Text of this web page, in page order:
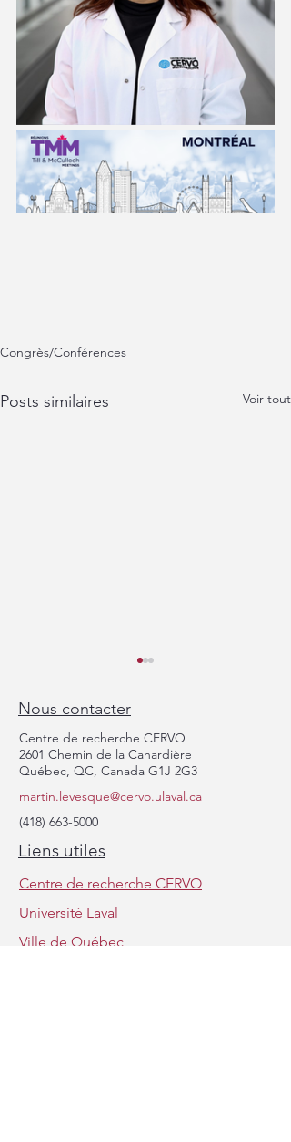
Congrès/Conférences
Posts similaires Voir tout
Belles présentions et
discussions au congrès
DDSSCC 2025!
Nous contacter
Centre de recherche CERVO
2601 Chemin de la Canardière
Québec, QC, Canada G1J 2G3
martin.levesque@cervo.ulaval.ca
(418) 663-5000
Liens utiles
Centre de recherche CERVO
Université Laval
Ville de Québec